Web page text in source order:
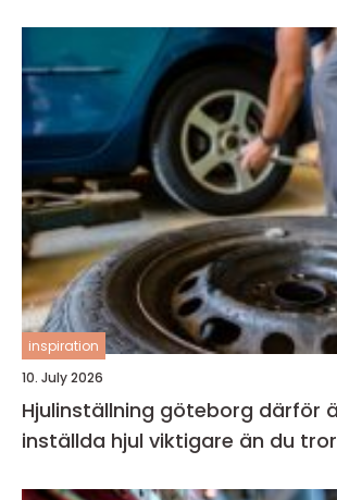
inspiration
10. July 2026
Hjulinställning göteborg därför är rätt
inställda hjul viktigare än du tror